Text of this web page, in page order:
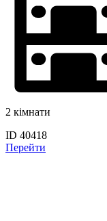
2 кімнати
ID 40418
Перейти